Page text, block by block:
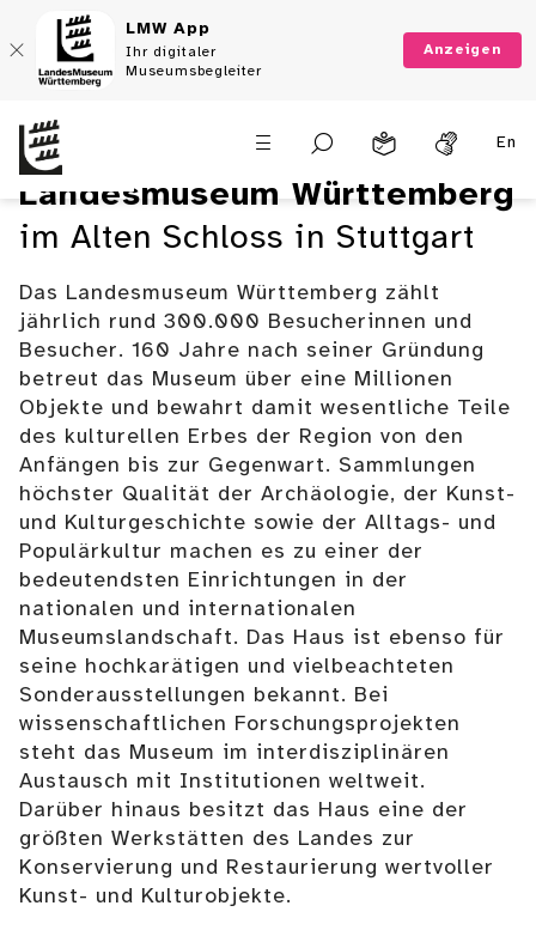
LMW App
Ihr digitaler
Museumsbegleiter
Anzeigen
En
Erlebe es auf deine Art!
Mehr als ein Museum
Landesmuseum Württemberg
im Alten Schloss in Stuttgart
Das Landesmuseum Württemberg zählt
jährlich rund 300.000 Besucherinnen und
Besucher. 160 Jahre nach seiner Gründung
betreut das Museum über eine Millionen
Objekte und bewahrt damit wesentliche Teile
des kulturellen Erbes der Region von den
Anfängen bis zur Gegenwart. Sammlungen
höchster Qualität der Archäologie, der Kunst-
und Kulturgeschichte sowie der Alltags- und
Populärkultur machen es zu einer der
bedeutendsten Einrichtungen in der
nationalen und internationalen
Museumslandschaft. Das Haus ist ebenso für
seine hochkarätigen und vielbeachteten
Sonderausstellungen bekannt. Bei
wissenschaftlichen Forschungsprojekten
steht das Museum im interdisziplinären
Austausch mit Institutionen weltweit.
Darüber hinaus besitzt das Haus eine der
größten Werkstätten des Landes zur
Konservierung und Restaurierung wertvoller
Kunst- und Kulturobjekte.